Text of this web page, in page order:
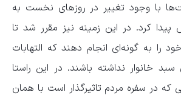
با وجود تغییر در روزهای نخست به
کرد. در این زمینه نیز مقرر شد تا
را به گونه‌ای انجام دهند که التهابات
سبد خانوار نداشته باشند. در این راستا
در سفره مردم تاثیرگذار است با همان